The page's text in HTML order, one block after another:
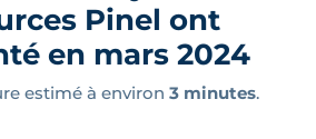
Pinel ont
en mars 2024
estimé à environ 3 minutes.